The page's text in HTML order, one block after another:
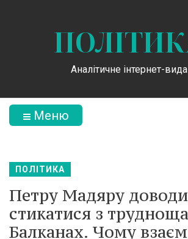
Аналітичне інтернет-
Меню
ПОЛІТИКА
Петру Мадяру
стикатися з
Балканах. Чому